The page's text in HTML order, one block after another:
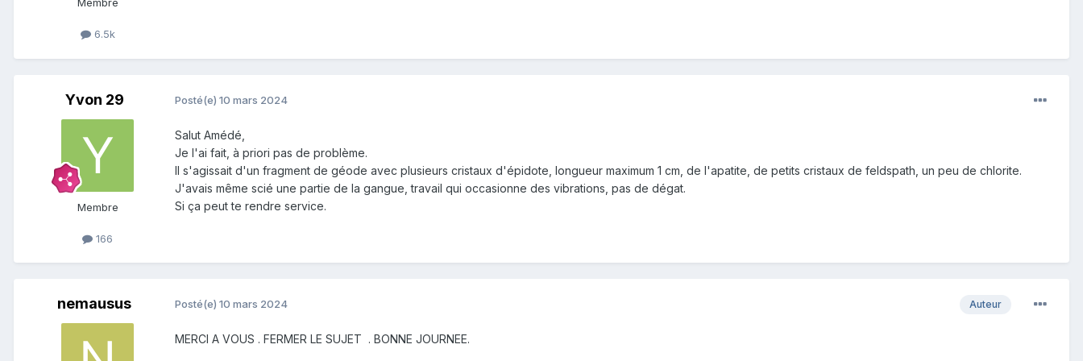
Membre
6.5k
Yvon 29
Membre
166
Posté(e) 10 mars 2024
Salut Amédé,
Je l'ai fait, à priori pas de problème.
Il s'agissait d'un fragment de géode avec plusieurs cristaux d'épidote, longueur maximum 1 cm, de l'apatite, de petits cristaux de feldspath, un peu de chlorite.
J'avais même scié une partie de la gangue, travail qui occasionne des vibrations, pas de dégat.
Si ça peut te rendre service.
nemausus Auteur
Posté(e) 10 mars 2024
MERCI A VOUS . FERMER LE SUJET . BONNE JOURNEE.